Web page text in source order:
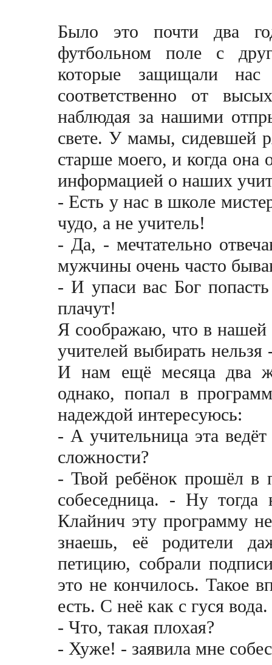
Было это почти два
футбольном поле с
которые защищали
соответственно от
наблюдая за нашими
свете. У мамы, сидевшей
старше моего, и когда
информацией о наших
- Есть у нас в школе
чудо, а не учитель!
- Да, - мечтательно
мужчины очень часто
- И упаси вас Бог
плачут!
Я соображаю, что в
учителей выбирать
И нам ещё месяца два
однако, попал в
надеждой интересуюсь:
- А учительница эта
сложности?
- Твой ребёнок прошёл в
собеседница. - Ну
Клайнич эту программу
знаешь, её родители
петицию, собрали
это не кончилось. Такое
есть. С неё как с гуся вода.
- Что, такая плохая?
- Хуже! - заявила мне